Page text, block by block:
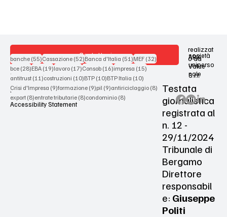
Contattaci
Terms & Conditions
Privacy Policy
Accessibility Statement
realizzat
o da
società
uniperso
nale
ARX
Value
S.r.l.
Testata
giornalistica
registrata al
n. 12 -
29/11/2024
Tribunale di
Bergamo
Direttore
responsabil
e: Giuseppe
Politi
banche (55)55 post
Cassazione (52)52 post
Banca d'Italia (51)51 post
MEF (32)32 post
bce (28)28 post
EBA (19)19 post
lavoro (17)17 post
Consob (16)16 post
impresa (15)15 post
antitrust (11)11 post
costruzioni (10)10 post
BTP (10)10 post
BTP Italia (10)10 post
Crisi d'Impresa (9)9 post
formazione (9)9 post
pil (9)9 post
antiriciclaggio (8)8 post
export (8)8 post
entrate tributarie (8)8 post
condominio (8)8 post